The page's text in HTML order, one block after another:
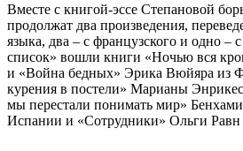
Вместе с книгой-эссе Степановой
продолжат два произведения,
языка, два – с французского и одно –
список» вошли книги «Ночью вся
и «Война бедных» Эрика Вюйяра из
курения в постели» Марианы
мы перестали понимать мир»
Испании и «Сотрудники» Ольги